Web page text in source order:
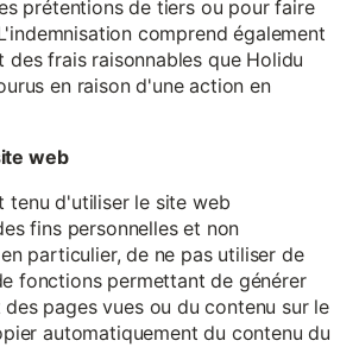
prétentions de tiers ou pour faire
comprend également
des frais raisonnables que Holidu
en raison d'une action en
web
tenu d'utiliser le site web
fins personnelles et non
particulier, de ne pas utiliser de
fonctions permettant de générer
pages vues ou du contenu sur le
automatiquement du contenu du